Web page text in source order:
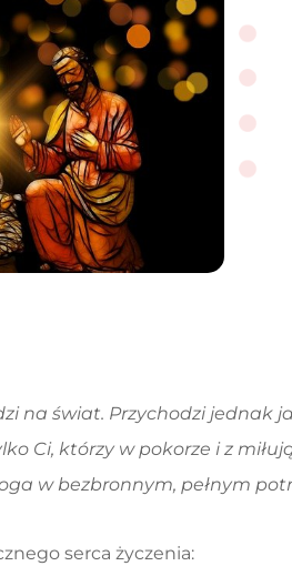
na świat. Przychodzi jednak
Ci, którzy w pokorzei z
w bezbronnym,pełnym
serca życzenia: